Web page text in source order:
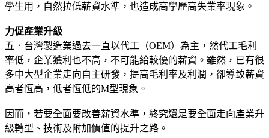
學生用，自然拉低薪資水準，也造成高學歷高失業率現象。
力促產業升級
五．台灣製造業過去一直以代工（OEM）為主，然代工毛利
率低，企業獲利也不高，不可能給較優的薪資。雖然，已有很
多中大型企業走向自主研發，提高毛利率及利潤，卻導致薪資
高者恆高，低者恆低的M型現象。
因而，若要全面要改善薪資水準，終究還是要全面走向產業升
級轉型、技術及附加價值的提升之路。